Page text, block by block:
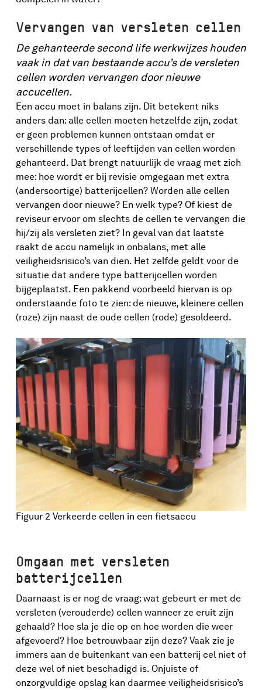
Vervangen van versleten cellen
De gehanteerde second life werkwijzes houden
vaak in dat van bestaande accu’s de versleten
cellen worden vervangen door nieuwe
accucellen.
Een accu moet in balans zijn. Dit betekent niks
anders dan: alle cellen moeten hetzelfde zijn, zodat
er geen problemen kunnen ontstaan omdat er
verschillende types of leeftijden van cellen worden
gehanteerd. Dat brengt natuurlijk de vraag met zich
mee: hoe wordt er bij revisie omgegaan met extra
(andersoortige) batterijcellen? Worden alle cellen
vervangen door nieuwe? En welk type? Of kiest de
reviseur ervoor om slechts de cellen te vervangen die
hij/zij als versleten ziet? In geval van dat laatste
raakt de accu namelijk in onbalans, met alle
veiligheidsrisico’s van dien. Het zelfde geldt voor de
situatie dat andere type batterijcellen worden
bijgeplaatst. Een pakkend voorbeeld hiervan is op
onderstaande foto te zien: de nieuwe, kleinere cellen
(roze) zijn naast de oude cellen (rode) gesoldeerd.
Figuur 2 Verkeerde cellen in een fietsaccu
Omgaan met versleten
batterijcellen
Daarnaast is er nog de vraag: wat gebeurt er met de
versleten (verouderde) cellen wanneer ze eruit zijn
gehaald? Hoe sla je die op en hoe worden die weer
afgevoerd? Hoe betrouwbaar zijn deze? Vaak zie je
immers aan de buitenkant van een batterij cel niet of
deze wel of niet beschadigd is. Onjuiste of
onzorgvuldige opslag kan daarmee veiligheidsrisico’s